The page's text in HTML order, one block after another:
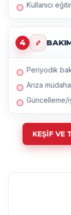
Kullanıcı
4
Periyodik
Arıza
Güncelleme/
KEŞİF VE